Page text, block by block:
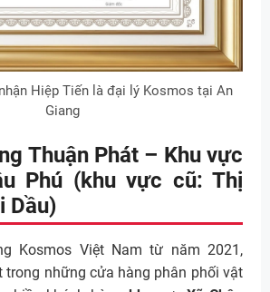
Hiệp Tiến là đại lý Kosmos tại An
Giang
Thuận Phát – Khu vực
Phú (khu vực cũ: Thị
Dầu)
Kosmos Việt Nam từ năm 2021,
trong những cửa hàng phân phối vật